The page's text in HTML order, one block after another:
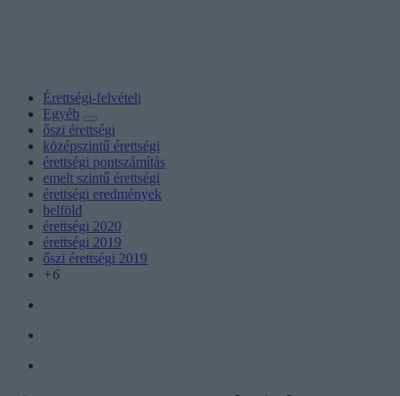
Érettségi-felvételi
Egyéb
őszi érettségi
középszintű érettségi
érettségi pontszámítás
emelt szintű érettségi
érettségi eredmények
belföld
érettségi 2020
érettségi 2019
őszi érettségi 2019
+6